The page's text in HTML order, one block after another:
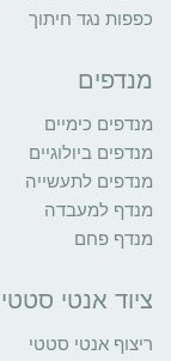
כפפות נגד חיתוך
מנדפים
מנדפים כימיים
מנדפים ביולוגיים
מנדפים לתעשייה
מנדף למעבדה
מנדף פחם
ציוד אנטי סטטי
ריצוף אנטי סטטי